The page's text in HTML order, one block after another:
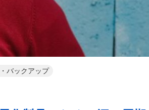
バックアップ